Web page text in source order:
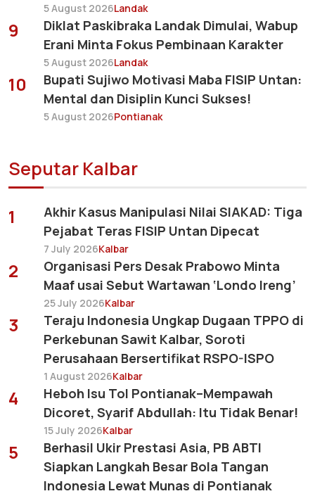
5 August 2026Landak
9
Diklat Paskibraka Landak Dimulai, Wabup
Erani Minta Fokus Pembinaan Karakter
5 August 2026Landak
10
Bupati Sujiwo Motivasi Maba FISIP Untan:
Mental dan Disiplin Kunci Sukses!
5 August 2026Pontianak
Seputar Kalbar
1
Akhir Kasus Manipulasi Nilai SIAKAD: Tiga
Pejabat Teras FISIP Untan Dipecat
7 July 2026Kalbar
2
Organisasi Pers Desak Prabowo Minta
Maaf usai Sebut Wartawan ‘Londo Ireng’
25 July 2026Kalbar
3
Teraju Indonesia Ungkap Dugaan TPPO di
Perkebunan Sawit Kalbar, Soroti
Perusahaan Bersertifikat RSPO-ISPO
1 August 2026Kalbar
4
Heboh Isu Tol Pontianak–Mempawah
Dicoret, Syarif Abdullah: Itu Tidak Benar!
15 July 2026Kalbar
5
Berhasil Ukir Prestasi Asia, PB ABTI
Siapkan Langkah Besar Bola Tangan
Indonesia Lewat Munas di Pontianak